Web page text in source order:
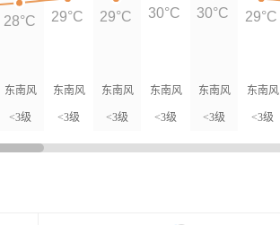
东南风
<3级
东南风
<3级
东南风
<3级
东南风
<3级
东南风
<3级
东南风
<3级
28°C 29°C 29°C 30°C 30°C 29°C